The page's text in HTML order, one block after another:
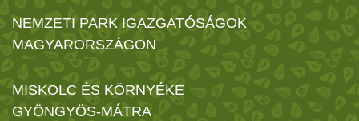
NEMZETI PARK IGAZGATÓSÁGOK
MAGYARORSZÁGON
MISKOLC ÉS KÖRNYÉKE
GYÖNGYÖS-MÁTRA